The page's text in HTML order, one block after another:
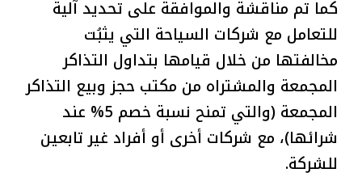
كما تم مناقشة والموافقة على تحديد آلية
للتعامل مع شركات السياحة التي يثبُت
مخالفتها من خلال قيامها بتداول التذاكر
المجمعة والمشتراه من مكتب حجز وبيع التذاكر
المجمعة (والتي تمنح نسبة خصم 5% عند
شرائها)، مع شركات أخرى أو أفراد غير تابعين
للشركة.